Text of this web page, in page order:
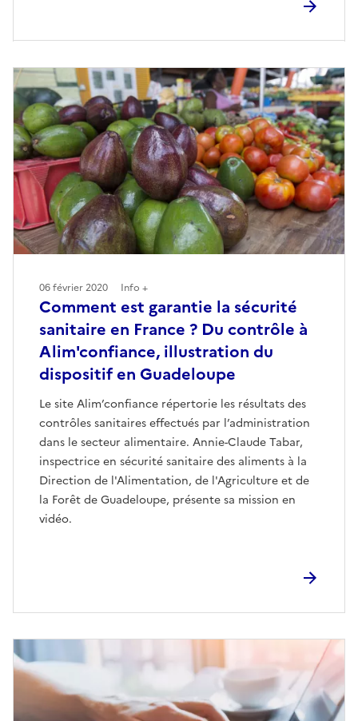
Comment est garantie la sécurité
sanitaire en France ? Du contrôle à
Alim'confiance, illustration du
dispositif en Guadeloupe
Le site Alim’confiance répertorie les résultats des
contrôles sanitaires effectués par l’administration
dans le secteur alimentaire. Annie-Claude Tabar,
inspectrice en sécurité sanitaire des aliments à la
Direction de l'Alimentation, de l'Agriculture et de
la Forêt de Guadeloupe, présente sa mission en
vidéo.
06 février 2020 Info +